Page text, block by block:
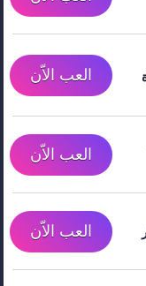
العب الاّن
العب الاّن
العب الاّن